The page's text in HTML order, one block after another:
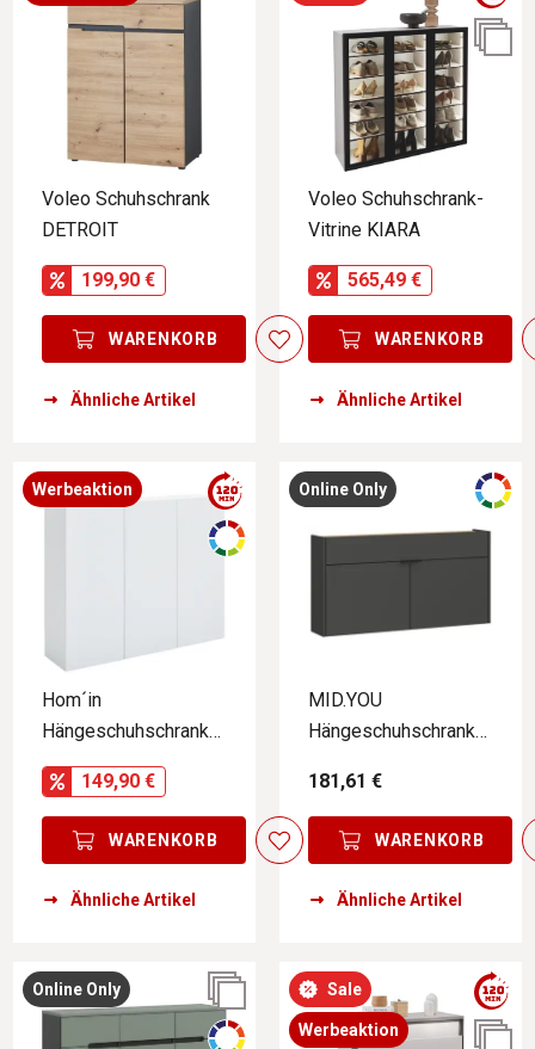
Voleo Schuhschrank
DETROIT
199,90 €
WARENKORB
Ähnliche Artikel
Voleo Schuhschrank-
Vitrine KIARA
565,49 €
WARENKORB
Ähnliche Artikel
Werbeaktion
Hom´in
Hängeschuhschrank
NEWNIQ
149,90 €
WARENKORB
Ähnliche Artikel
Online Only
MID.YOU
Hängeschuhschrank
181,61 €
WARENKORB
Ähnliche Artikel
Online Only Sale
Werbeaktion